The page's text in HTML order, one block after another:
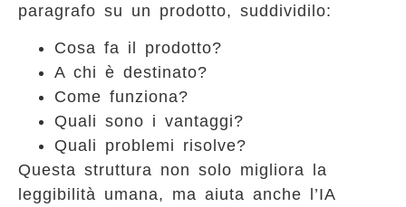
paragrafo su un prodotto, suddividilo:
Cosa fa il prodotto?
A chi è destinato?
Come funziona?
Quali sono i vantaggi?
Quali problemi risolve?
Questa struttura non solo migliora la
leggibilità umana, ma aiuta anche l’IA